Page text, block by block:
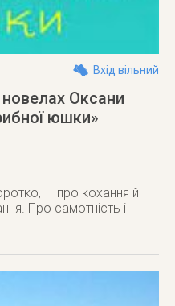
Вхід вільний
Оксани
юшки»
— про кохання й
Про самотність і